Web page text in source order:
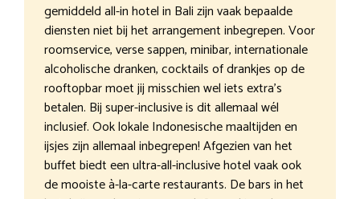
gemiddeld all-in hotel in Bali zijn vaak bepaalde
diensten niet bij het arrangement inbegrepen. Voor
roomservice, verse sappen, minibar, internationale
alcoholische dranken, cocktails of drankjes op de
rooftopbar moet jij misschien wel iets extra’s
betalen. Bij super-inclusive is dit allemaal wél
inclusief. Ook lokale Indonesische maaltijden en
ijsjes zijn allemaal inbegrepen! Afgezien van het
buffet biedt een ultra-all-inclusive hotel vaak ook
de mooiste à-la-carte restaurants. De bars in het